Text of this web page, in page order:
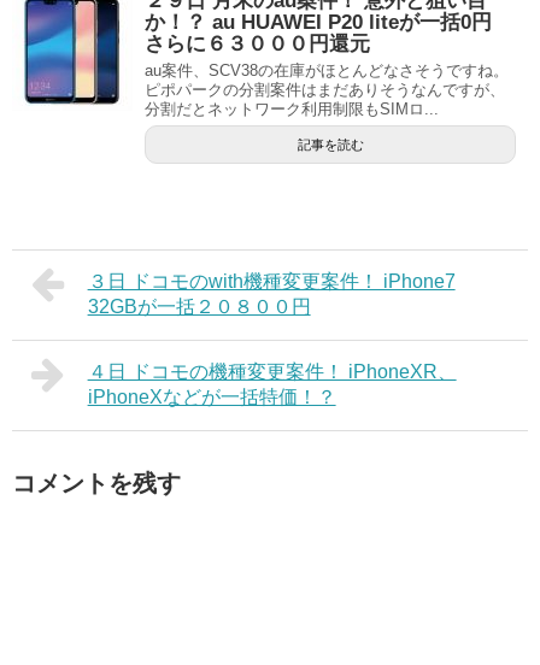
か！？ au HUAWEI P20 liteが一括0円
さらに６３０００円還元
au案件、SCV38の在庫がほとんどなさそうですね。
ピポパークの分割案件はまだありそうなんですが、
分割だとネットワーク利用制限もSIMロ...
記事を読む
３日 ドコモのwith機種変更案件！ iPhone7
32GBが一括２０８００円
４日 ドコモの機種変更案件！ iPhoneXR、
iPhoneXなどが一括特価！？
コメントを残す